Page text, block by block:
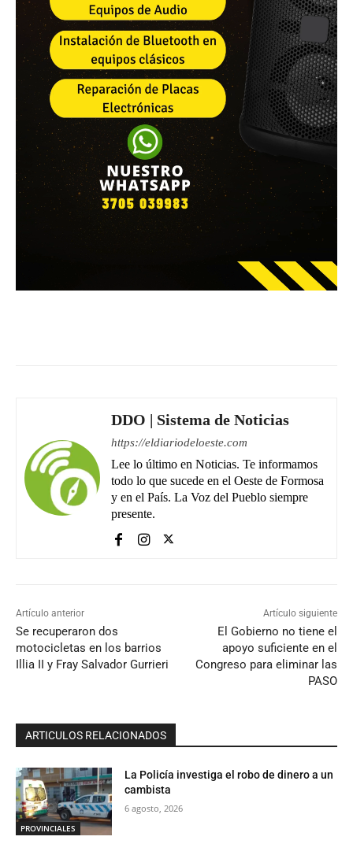
DDO | Sistema de Noticias
https://eldiariodeloeste.com
Lee lo último en Noticias. Te informamos
todo lo que sucede en el Oeste de Formosa
y en el País. La Voz del Pueblo siempre
presente.
Artículo anterior
Se recuperaron dos
motocicletas en los barrios
Illia II y Fray Salvador Gurrieri
Artículo siguiente
El Gobierno no tiene el
apoyo suficiente en el
Congreso para eliminar las
PASO
ARTICULOS RELACIONADOS
PROVINCIALES
La Policía investiga el robo de dinero a un
cambista
6 agosto, 2026